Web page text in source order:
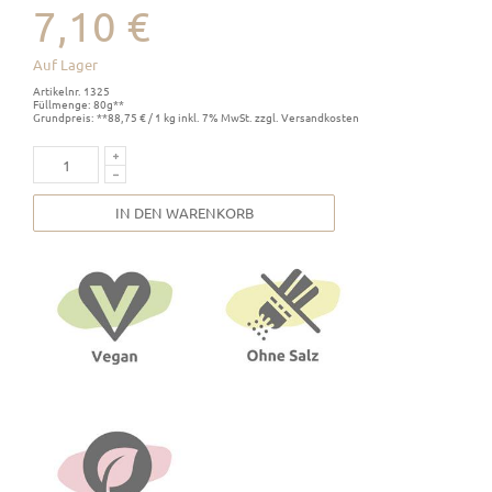
7,10 €
Auf Lager
Artikelnr. 1325
Füllmenge: 80g**
Grundpreis: **88,75 € / 1 kg inkl. 7% MwSt. zzgl. Versandkosten
IN DEN WARENKORB